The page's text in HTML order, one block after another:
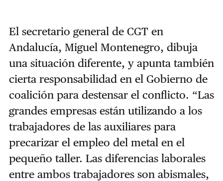
El secretario general de CGT en
Andalucía, Miguel Montenegro, dibuja
una situación diferente, y apunta también
cierta responsabilidad en el Gobierno de
coalición para destensar el conflicto. “Las
grandes empresas están utilizando a los
trabajadores de las auxiliares para
precarizar el empleo del metal en el
pequeño taller. Las diferencias laborales
entre ambos trabajadores son abismales,